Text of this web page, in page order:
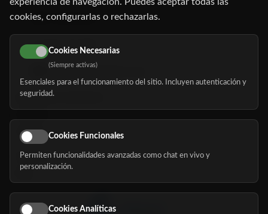
91 345 06 26
616 113 103
hola@mundomayor.com
Buscador de residencias
Eventos
Nosotros
cookies, configurarlas o rechazarlas.
Cookies Necesarias
(Siempre activas)
Esenciales para el funcionamiento del sitio. Incluyen autenticación y
seguridad.
Cookies Funcionales
Permiten funcionalidades avanzadas como chat en vivo y
personalización.
Cookies Analíticas